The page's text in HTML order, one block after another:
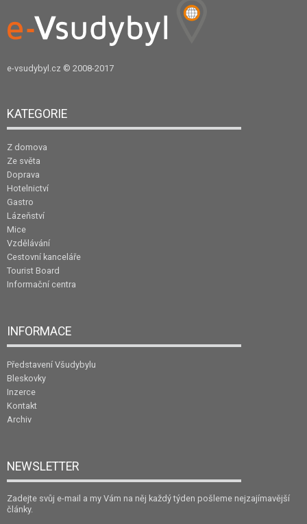
e-vsudybyl.cz © 2008-2017
KATEGORIE
Z domova
Ze světa
Doprava
Hotelnictví
Gastro
Lázeňství
Mice
Vzdělávání
Cestovní kanceláře
Tourist Board
Informační centra
INFORMACE
Představení Všudybylu
Bleskovky
Inzerce
Kontakt
Archiv
NEWSLETTER
Zadejte svůj e-mail a my Vám na něj každý týden pošleme nejzajímavější
články.